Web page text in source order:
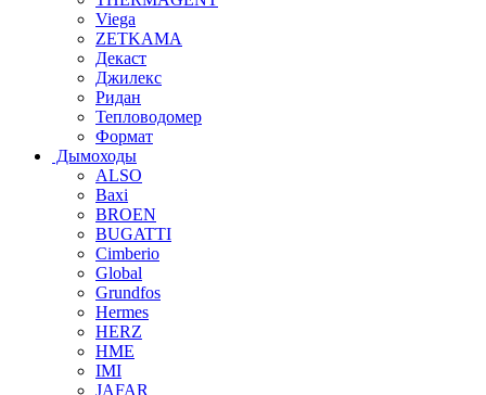
Viega
ZETKAMA
Декаст
Джилекс
Ридан
Тепловодомер
Формат
Дымоходы
ALSO
Baxi
BROEN
BUGATTI
Cimberio
Global
Grundfos
Hermes
HERZ
HME
IMI
JAFAR